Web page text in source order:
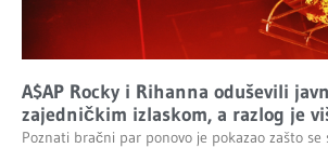
A$AP Rocky i Rihanna oduševili
zajedničkim izlaskom, a razlog je
Poznati bračni par ponovo je pokazao zašto